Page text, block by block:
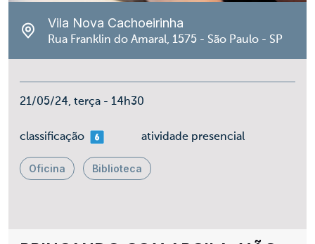
Vila Nova Cachoeirinha
Rua Franklin do Amaral, 1575 - São Paulo - SP
21/05/24, terça - 14h30
classificaçãomais 06 atividade presencial
Oficina Biblioteca